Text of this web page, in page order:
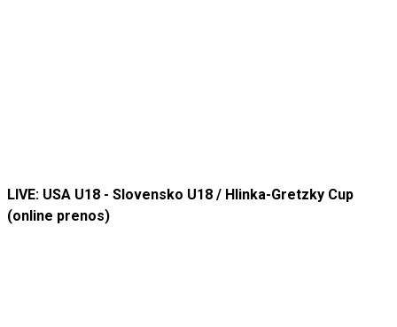
LIVE: USA U18 - Slovensko U18 / Hlinka-Gretzky Cup
(online prenos)